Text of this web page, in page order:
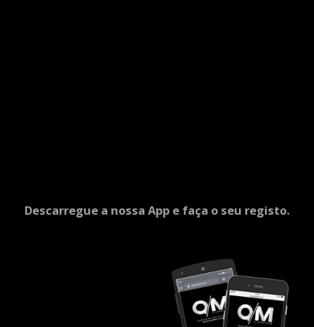
Descarregue a nossa App e faça o seu registo.